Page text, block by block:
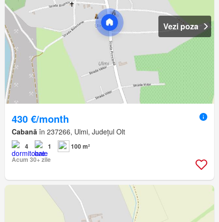
Vezi poza
430 €/month
Cabană în 237266, Ulmi, Județul Olt
4 1
100 m²
Acum 30+ zile